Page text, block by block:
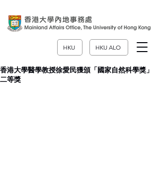
HKU HKU ALO
香港大學醫學教授徐愛民獲頒「國家自然科學獎」
二等獎